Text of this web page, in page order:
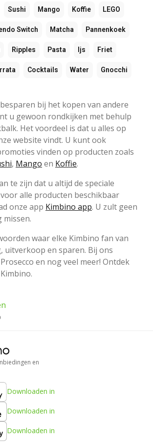
Sushi Mango Koffie LEGO
Switch Matcha Pannenkoek
Ripples Pasta Ijs Friet
Cocktails Water Gnocchi
bij het kopen van andere
u gewoon rondkijken met behulp
Het voordeel is dat u alles op
website vindt. U kunt ook
vinden op producten zoals
, Mango en Koffie.
te zijn dat u altijd de speciale
alle producten beschikbaar
onze app Kimbino app. U zult geen
waar elke Kimbino fan van
uitverkoop en sparen. Bij ons
en nog veel meer! Ontdek
en
Downloaden in
Downloaden in
Downloaden in